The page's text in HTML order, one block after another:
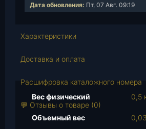
в
т
в
р
Дата обновления: Пт, 07 Авг. 09:19
Характеристики
Доставка и оплата
Расшифровка каталожного номера
💬 Отзывы о товаре (0)
Вес физический 0,5
Объемный вес